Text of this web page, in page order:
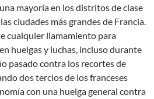
mayoría en los distritos de clase
ciudades más grandes de Francia.
cualquier llamamiento para
huelgas y luchas, incluso durante
pasado contra los recortes de
dos tercios de los franceses
con una huelga general contra